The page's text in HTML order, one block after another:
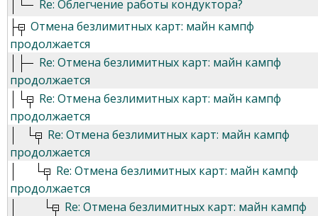
Re: Облегчение работы кондуктора?
Отмена безлимитных карт: майн кампф
продолжается
Re: Отмена безлимитных карт: майн кампф
продолжается
Re: Отмена безлимитных карт: майн кампф
продолжается
Re: Отмена безлимитных карт: майн кампф
продолжается
Re: Отмена безлимитных карт: майн кампф
продолжается
Re: Отмена безлимитных карт: майн кампф